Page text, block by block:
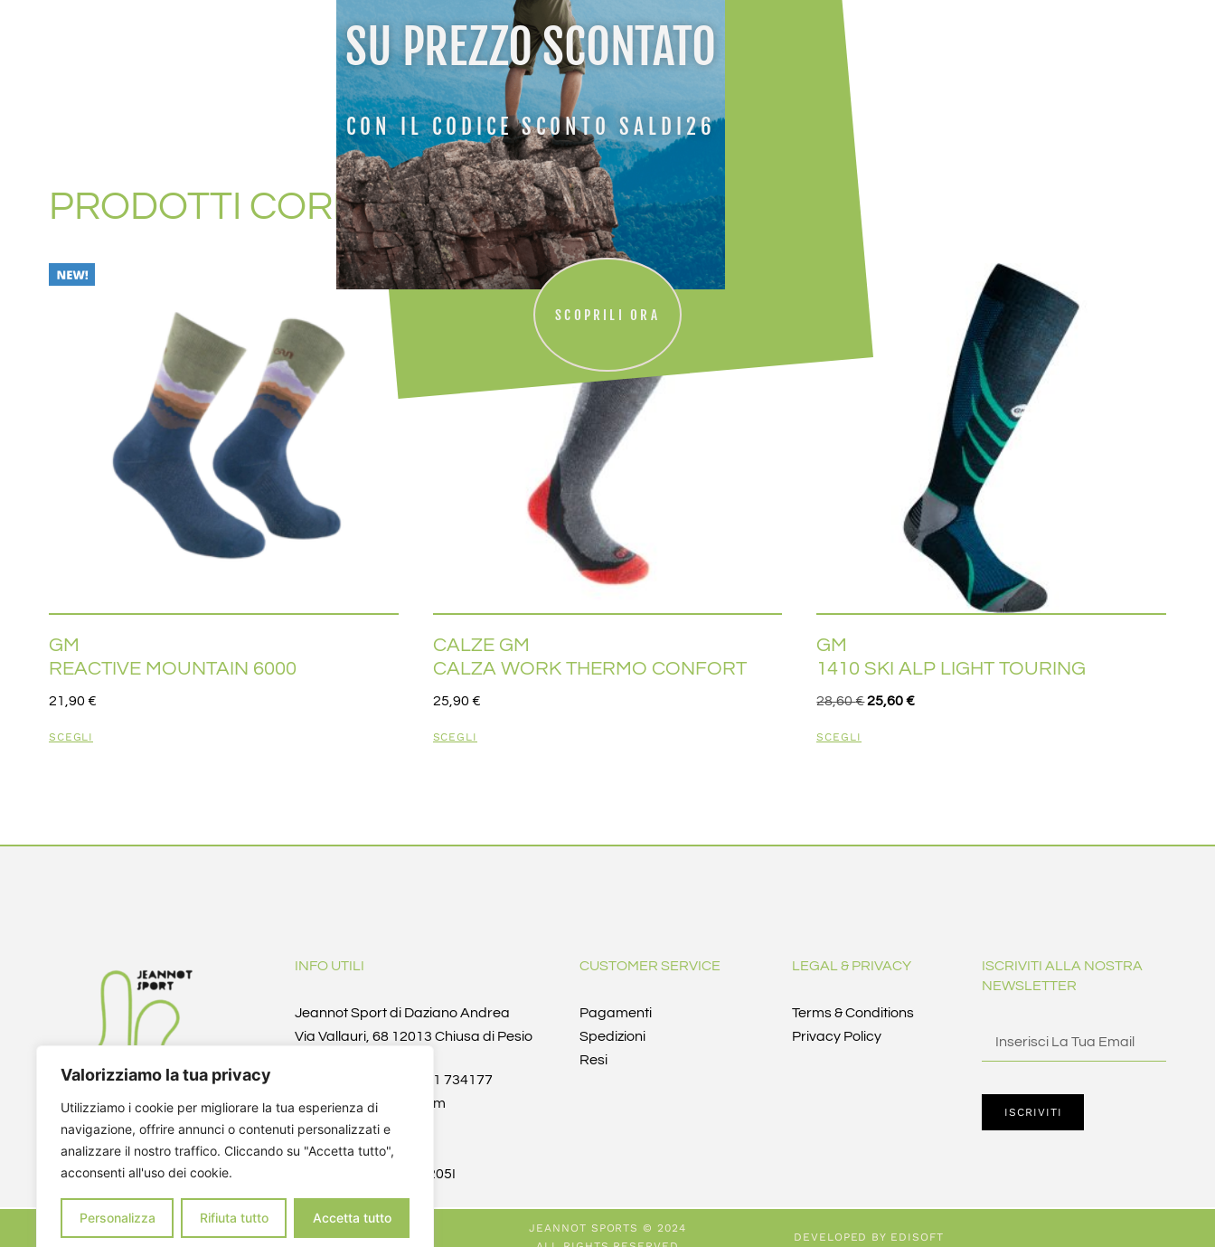
Valorizziamo la tua privacy
Utilizziamo i cookie per migliorare la tua esperienza di
navigazione, offrire annunci o contenuti personalizzati e
analizzare il nostro traffico. Cliccando su "Accetta tutto",
acconsenti all'uso dei cookie.
Personalizza Rifiuta tutto Accetta tutto
PRODOTTI CORRELATI
GM
REACTIVE MOUNTAIN 6000
21,90 €
SCEGLI
CALZE GM
CALZA WORK THERMO CONFORT
25,90 €
SCEGLI
GM
1410 SKI ALP LIGHT TOURING
28,60€25,60€
SCEGLI
INFO UTILI
Jeannot Sport di Daziano Andrea
Via Vallauri, 68 12013 Chiusa di Pesio
Telefono/Fax +39 0171 734177
info@jeannotsport.com
fantinoi@yahoo.it
P.IVA 04136600048
CF DZNNDR72A13D205I
CUSTOMER SERVICE
Pagamenti
Spedizioni
Resi
LEGAL & PRIVACY
Terms & Conditions
Privacy Policy
ISCRIVITI ALLA NOSTRA
NEWSLETTER
ISCRIVITI
JEANNOT SPORTS © 2024
DEVELOPED BY EDISOFT
SU PREZZO SCONTATO
CON IL CODICE SCONTO SALDI26
SCOPRILI ORA